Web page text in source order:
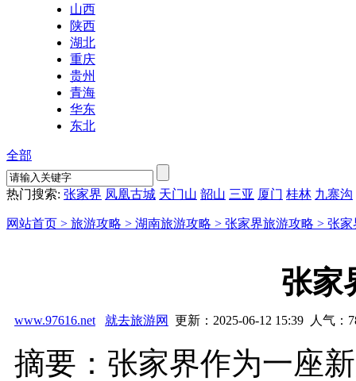
山西
陕西
湖北
重庆
贵州
青海
华东
东北
全部
热门搜索: 张家界 凤凰古城 天门山 韶山 三亚 厦门 桂林 九寨沟
网站首页 > 旅游攻略 > 湖南旅游攻略 > 张家界旅游攻略 > 张家
张家
www.97616.net 就去旅游网 更新：2025-06-12 15:39 人气：
摘要：张家界作为一座